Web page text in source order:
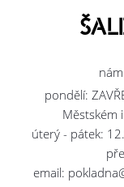
pondělí:
Městském
úterý - pátek:
email: